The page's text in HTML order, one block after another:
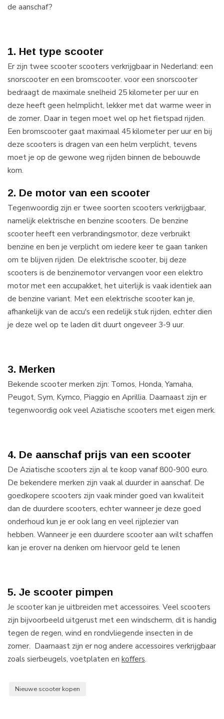
de aanschaf?
1. Het type scooter
Er zijn twee scooter scooters verkrijgbaar in Nederland: een
snorscooter en een bromscooter. voor een snorscooter
bedraagt de maximale snelheid 25 kilometer per uur en
deze heeft geen helmplicht, lekker met dat warme weer in
de zomer. Daar in tegen moet wel op het fietspad rijden.
Een bromscooter gaat maximaal 45 kilometer per uur en bij
deze scooters is dragen van een helm verplicht, tevens
moet je op de gewone weg rijden binnen de bebouwde
kom.
2. De motor van een scooter
Tegenwoordig zijn er twee soorten scooters verkrijgbaar,
namelijk elektrische en benzine scooters. De benzine
scooter heeft een verbrandingsmotor, deze verbruikt
benzine en ben je verplicht om iedere keer te gaan tanken
om te blijven rijden. De elektrische scooter, bij deze
scooters is de benzinemotor vervangen voor een elektro
motor met een accupakket, het uiterlijk is vaak identiek aan
de benzine variant. Met een elektrische scooter kan je,
afhankelijk van de accu's een redelijk stuk rijden, echter dien
je deze wel op te laden dit duurt ongeveer 3-9 uur.
3. Merken
Bekende scooter merken zijn: Tomos, Honda, Yamaha,
Peugot, Sym, Kymco, Piaggio en Aprillia. Daarnaast zijn er
tegenwoordig ook veel Aziatische scooters met eigen merk.
4. De aanschaf prijs van een scooter
De Aziatische scooters zijn al te koop vanaf 800-900 euro.
De bekendere merken zijn vaak al duurder in aanschaf. De
goedkopere scooters zijn vaak minder goed van kwaliteit
dan de duurdere scooters, echter wanneer je deze goed
onderhoud kun je er ook lang en veel rijplezier van
hebben. Wanneer je een duurdere scooter aan wilt schaffen
kan je erover na denken om hiervoor geld te lenen
5. Je scooter pimpen
Je scooter kan je uitbreiden met accessoires. Veel scooters
zijn bijvoorbeeld uitgerust met een windscherm, dit is handig
tegen de regen, wind en rondvliegende insecten in de
zomer. Daarnaast zijn er nog andere accessoires verkrijgbaar
zoals sierbeugels, voetplaten en koffers.
Nieuwe scooter kopen